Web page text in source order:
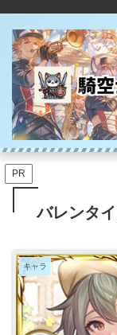
PR
バレンタ
キャラ